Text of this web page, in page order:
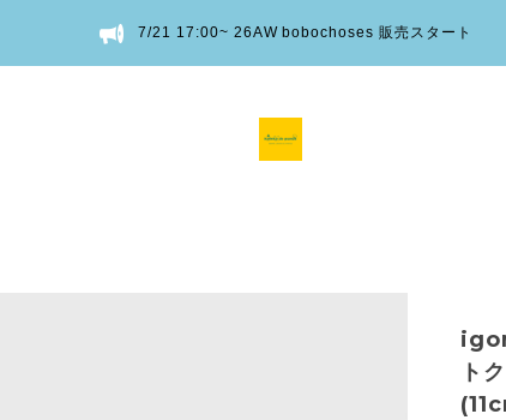
7/21 17:00~ 26AW bobochoses 販売スタート
ト